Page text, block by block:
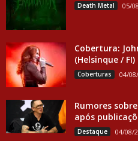
Death Metal 05/
Cobertura:
(Helsinque /
Coberturas 04/
Rumores
após
Destaque 04/08/